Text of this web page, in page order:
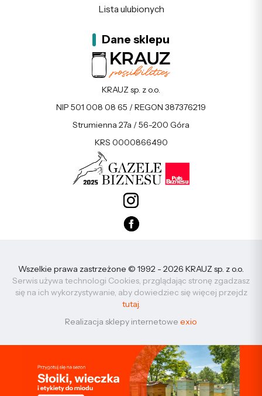
Lista ulubionych
Dane sklepu
KRAUZ sp. z o.o.
NIP 501 008 08 65 / REGON 387376219
Strumienna 27a / 56-200 Góra
KRS 0000866490
Wszelkie prawa zastrzeżone © 1992 - 2026 KRAUZ sp. z o.o.
Serwis używa technologi Cookies, przglądając stronę zgadzasz
się na ich wykorzystywanie, aby dowiedziec się więcej przejdz
tutaj.
Realizacja sklepy internetowe exio